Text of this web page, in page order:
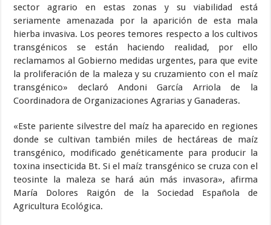
sector agrario en estas zonas y su viabilidad está
seriamente amenazada por la aparición de esta mala
hierba invasiva. Los peores temores respecto a los cultivos
transgénicos se están haciendo realidad, por ello
reclamamos al Gobierno medidas urgentes, para que evite
la proliferación de la maleza y su cruzamiento con el maíz
transgénico» declaró Andoni García Arriola de la
Coordinadora de Organizaciones Agrarias y Ganaderas.
«Este pariente silvestre del maíz ha aparecido en regiones
donde se cultivan también miles de hectáreas de maíz
transgénico, modificado genéticamente para producir la
toxina insecticida Bt. Si el maíz transgénico se cruza con el
teosinte la maleza se hará aún más invasora», afirma
María Dolores Raigón de la Sociedad Española de
Agricultura Ecológica.